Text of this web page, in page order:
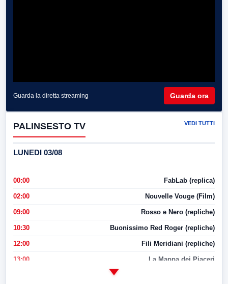
Guarda la diretta streaming Guarda ora
PALINSESTO TV VEDI TUTTI
LUNEDI 03/08
00:00 FabLab (replica)
02:00 Nouvelle Vouge (Film)
09:00 Rosso e Nero (repliche)
10:30 Buonissimo Red Roger (repliche)
12:00 Fili Meridiani (repliche)
13:00 La Mappa dei Piaceri